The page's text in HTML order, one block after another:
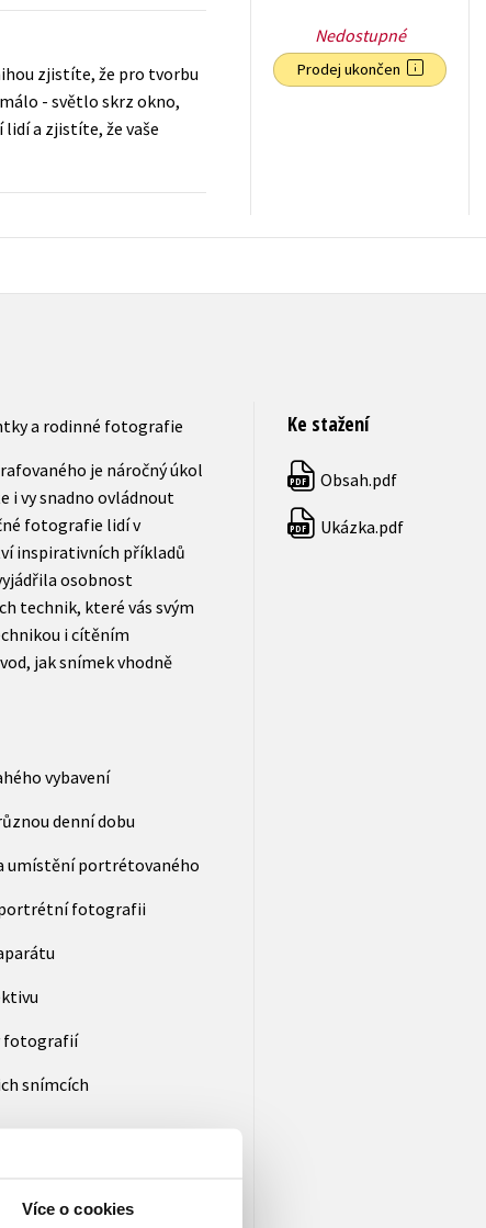
Více o cookies
zjistíte, že pro tvorbu
- světlo skrz okno,
a zjistíte, že vaše
Nedostupné
Prodej ukončen
a rodinné fotografie
je náročný úkol
i vy snadno ovládnout
fotografie lidí v
inspirativních příkladů
osobnost
technik, které vás svým
i cítěním
jak snímek vhodně
vybavení
denní dobu
umístění portrétovaného
portrétní fotografii
fotografií
snímcích
a krajinářské
Ke stažení
PDF Obsah.pdf
PDF Ukázka.pdf